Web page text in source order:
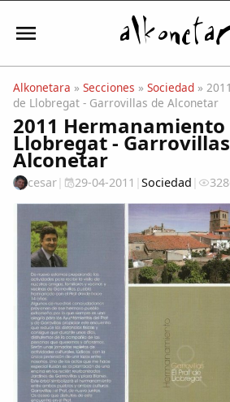
Iniciar sesión
Mi Cuenta
El Tiempo
Actualidad
Comunidad
Colaboradores
Alkonetara » Secciones » Sociedad »
de Llobregat - Garrovillas de Alconetar
2011 Hermanamiento
Llobregat -
Alconetar
cesar| 29-04-2011 | Sociedad |